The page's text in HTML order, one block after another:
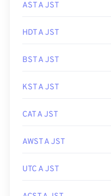
AST A JST
HDT A JST
BST A JST
KST A JST
CAT A JST
AWST A JST
UTC A JST